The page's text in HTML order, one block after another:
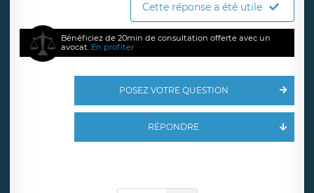
Cette réponse a été utile
Bénéficiez de 20min de consultation offerte avec un
avocat. En profiter
POSEZ VOTRE QUESTION
RÉPONDRE